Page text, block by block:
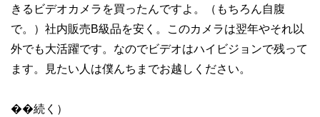
きるビデオカメラを買ったんですよ。（もちろん自腹
で。）社内販売B級品を安く。このカメラは翌年やそれ以
外でも大活躍です。なのでビデオはハイビジョンで残って
ます。見たい人は僕んちまでお越しください。
��続く）